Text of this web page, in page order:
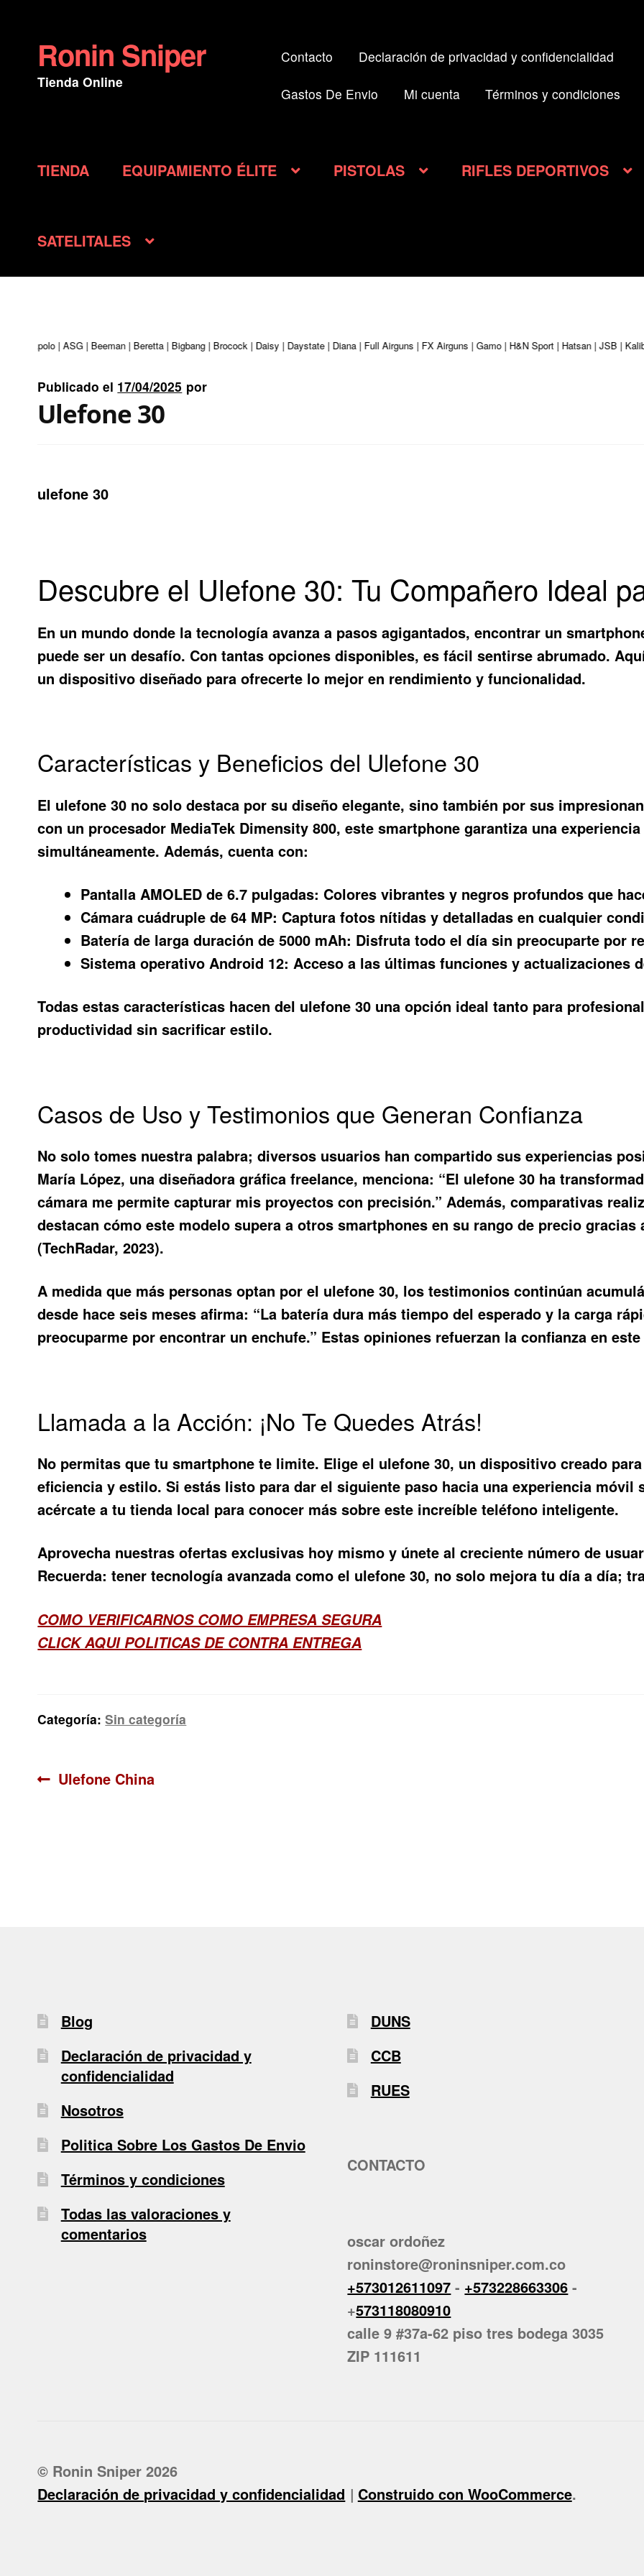
Ir
a
la
Ir
al
contenido
Ronin Sniper
Tienda Online
Contacto Declaración de privacidad y confidencialidad
Gastos De Envio Mi cuenta Términos y condiciones
TIENDA EQUIPAMIENTO ÉLITE PISTOLAS RIFLES DEPORTIVOS
SATELITALES
| Apolo | ASG | Beeman | Beretta | Bigbang | Brocock | Daisy | Daystate | Diana | Full Airguns | FX Airguns | Gamo | H&N Sport | Hatsan | JSB |
Publicado el 17/04/2025 por
Ulefone 30
ulefone 30
Descubre el Ulefone 30: Tu Compañero Ideal
En un mundo donde la tecnología avanza a pasos agigantados, encontrar un
puede ser un desafío. Con tantas opciones disponibles, es fácil sentirse abrumado.
un dispositivo diseñado para ofrecerte lo mejor en rendimiento y funcionalidad.
Características y Beneficios del Ulefone 30
El ulefone 30 no solo destaca por su diseño elegante, sino también por sus
con un procesador MediaTek Dimensity 800, este smartphone garantiza una
simultáneamente. Además, cuenta con:
Pantalla AMOLED de 6.7 pulgadas: Colores vibrantes y negros profundos que
Cámara cuádruple de 64 MP: Captura fotos nítidas y detalladas en cualquier
Batería de larga duración de 5000 mAh: Disfruta todo el día sin preocuparte por
Sistema operativo Android 12: Acceso a las últimas funciones y actualizaciones
Todas estas características hacen del ulefone 30 una opción ideal tanto para
productividad sin sacrificar estilo.
Casos de Uso y Testimonios que Generan Confianza
No solo tomes nuestra palabra; diversos usuarios han compartido sus experiencias
María López, una diseñadora gráfica freelance, menciona: “El ulefone 30 ha
cámara me permite capturar mis proyectos con precisión.” Además, comparativas
destacan cómo este modelo supera a otros smartphones en su rango de precio
(TechRadar, 2023).
A medida que más personas optan por el ulefone 30, los testimonios continúan
desde hace seis meses afirma: “La batería dura más tiempo del esperado y la carga
preocuparme por encontrar un enchufe.” Estas opiniones refuerzan la confianza en
Llamada a la Acción: ¡No Te Quedes Atrás!
No permitas que tu smartphone te limite. Elige el ulefone 30, un dispositivo creado
eficiencia y estilo. Si estás listo para dar el siguiente paso hacia una experiencia
acércate a tu tienda local para conocer más sobre este increíble teléfono inteligente.
Aprovecha nuestras ofertas exclusivas hoy mismo y únete al creciente número de
Recuerda: tener tecnología avanzada como el ulefone 30, no solo mejora tu día a día;
COMO VERIFICARNOS COMO EMPRESA SEGURA
CLICK AQUI POLITICAS DE CONTRA ENTREGA
Categoría:Sin categoría
Navegación
Anterior:
Ulefone China
Blog
Declaración de privacidad y
confidencialidad
Nosotros
Politica Sobre Los Gastos De Envio
Términos y condiciones
Todas las valoraciones y
comentarios
DUNS
CCB
RUES
CONTACTO
oscar ordoñez
roninstore@roninsniper.com.co
+573012611097 - +573228663306 -
+573118080910
calle 9 #37a-62 piso tres bodega 3035
ZIP 111611
© Ronin Sniper 2026
Declaración de privacidad y confidencialidad
Construido con WooCommerce.